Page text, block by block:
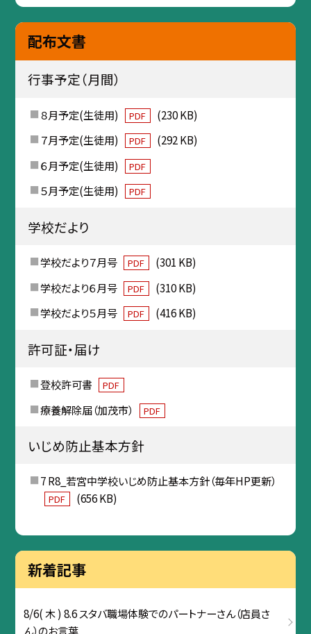
配布文書
行事予定（月間）
８月予定(生徒用) PDF
(230 KB)
７月予定(生徒用)
PDF
(292 KB)
６月予定(生徒用)
PDF
５月予定(生徒用) PDF
学校だより
学校だより７月号 PDF
(301 KB)
学校だより６月号
PDF
(310 KB)
学校だより５月号
PDF (416 KB)
許可証・届け
登校許可書 PDF
療養解除届（加茂市） PDF
いじめ防止基本方針
7 R8_若宮中学校いじめ防止基本方針（毎年HP更新）
PDF (656 KB)
新着記事
8/6( 木 ) 8.6 スタバ職場体験でのパートナーさん（店員さ
ん）のお言葉